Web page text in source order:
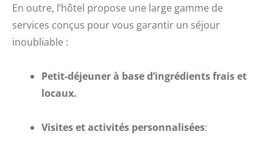
En outre, l’hôtel propose une large gamme de
services conçus pour vous garantir un séjour
inoubliable :
Petit-déjeuner à base d’ingrédients frais et
locaux.
Visites et activités personnalisées: